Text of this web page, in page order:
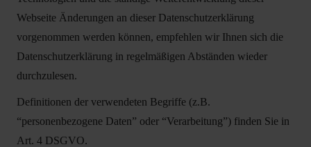
Webseite Änderungen an dieser Datenschutzerklärung
vorgenommen werden können, empfehlen wir Ihnen sich die
Datenschutzerklärung in regelmäßigen Abständen wieder
durchzulesen.
Definitionen der verwendeten Begriffe (z.B.
“personenbezogene Daten” oder “Verarbeitung”) finden Sie in
Art. 4 DSGVO.